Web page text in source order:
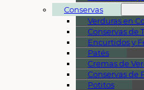
Conservas
Verduras en
Conservas de
Encurtidos y
Patés
Cremas de
Conservas de
Potitos